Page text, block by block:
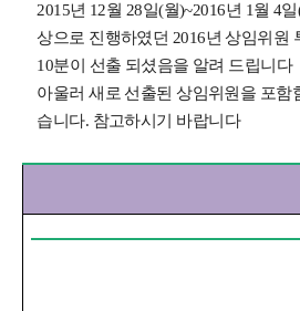
2015년 12월 28일(월)~2016년 1월 4일
상으로 진행하였던 2016년 상임위원
10분이 선출 되셨음을 알려 드립니다
아울러 새로 선출된 상임위원을 포함
습니다. 참고하시기 바랍니다.